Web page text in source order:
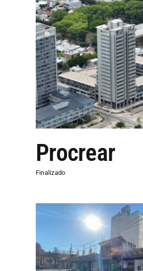
Procrear
Finalizado
San
San